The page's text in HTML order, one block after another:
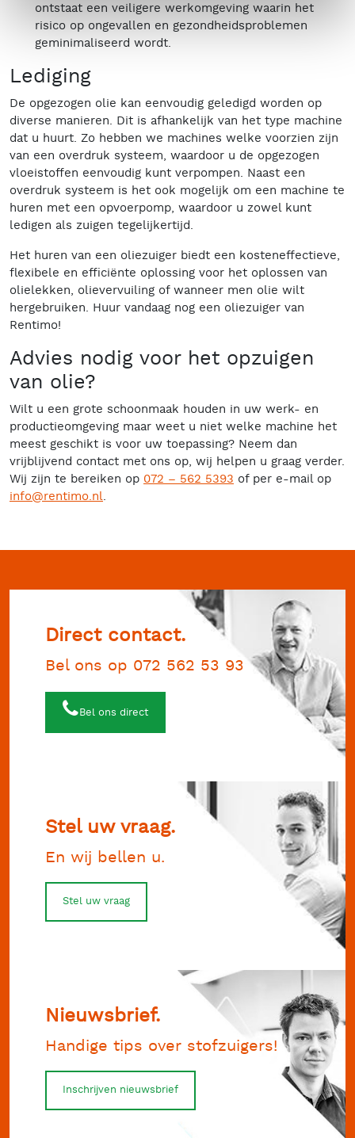
ontstaat een veiligere werkomgeving waarin het
risico op ongevallen en gezondheidsproblemen
geminimaliseerd wordt.
Lediging
De opgezogen olie kan eenvoudig geledigd worden op
diverse manieren. Dit is afhankelijk van het type machine
dat u huurt. Zo hebben we machines welke voorzien zijn
van een overdruk systeem, waardoor u de opgezogen
vloeistoffen eenvoudig kunt verpompen. Naast een
overdruk systeem is het ook mogelijk om een machine te
huren met een opvoerpomp, waardoor u zowel kunt
ledigen als zuigen tegelijkertijd.
Het huren van een oliezuiger biedt een kosteneffectieve,
flexibele en efficiënte oplossing voor het oplossen van
olielekken, olievervuiling of wanneer men olie wilt
hergebruiken. Huur vandaag nog een oliezuiger van
Rentimo!
Advies nodig voor het opzuigen
van olie?
Wilt u een grote schoonmaak houden in uw werk- en
productieomgeving maar weet u niet welke machine het
meest geschikt is voor uw toepassing? Neem dan
vrijblijvend contact met ons op, wij helpen u graag verder.
Wij zijn te bereiken op 072 – 562 5393 of per e-mail op
info@rentimo.nl.
Direct contact.
Bel ons op 072 562 53 93
Bel ons direct
Stel uw vraag.
En wij bellen u.
Stel uw vraag
Nieuwsbrief.
Handige tips over stofzuigers!
Inschrijven nieuwsbrief